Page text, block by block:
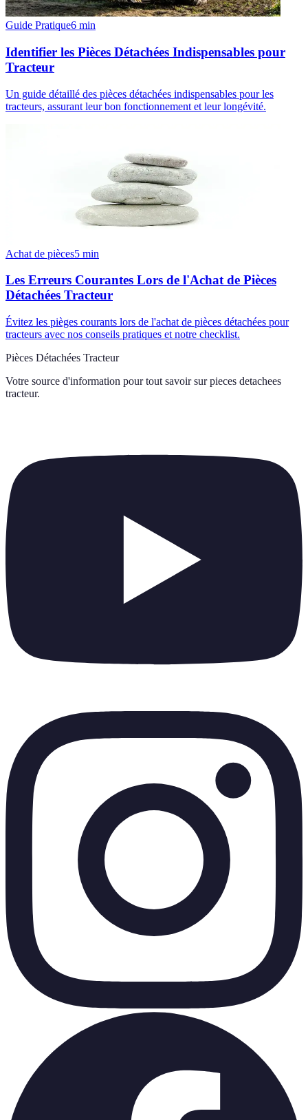
Guide Pratique6 min
Identifier les Pièces Détachées Indispensables pour
Tracteur
Un guide détaillé des pièces détachées indispensables pour les
tracteurs, assurant leur bon fonctionnement et leur longévité.
Achat de pièces5 min
Les Erreurs Courantes Lors de l'Achat de Pièces
Détachées Tracteur
Évitez les pièges courants lors de l'achat de pièces détachées pour
tracteurs avec nos conseils pratiques et notre checklist.
Pièces Détachées Tracteur
Votre source d'information pour tout savoir sur pieces detachees
tracteur.